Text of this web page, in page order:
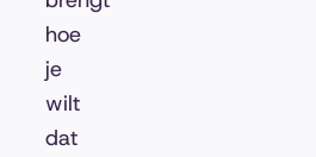
hoe
je
wilt
dat